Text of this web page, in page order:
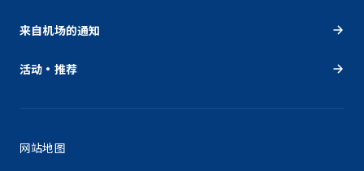
来自机场的通知
活动・推荐
网站地图